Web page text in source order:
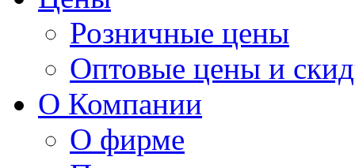
Розничные цены
Оптовые цены и
О Компании
О фирме